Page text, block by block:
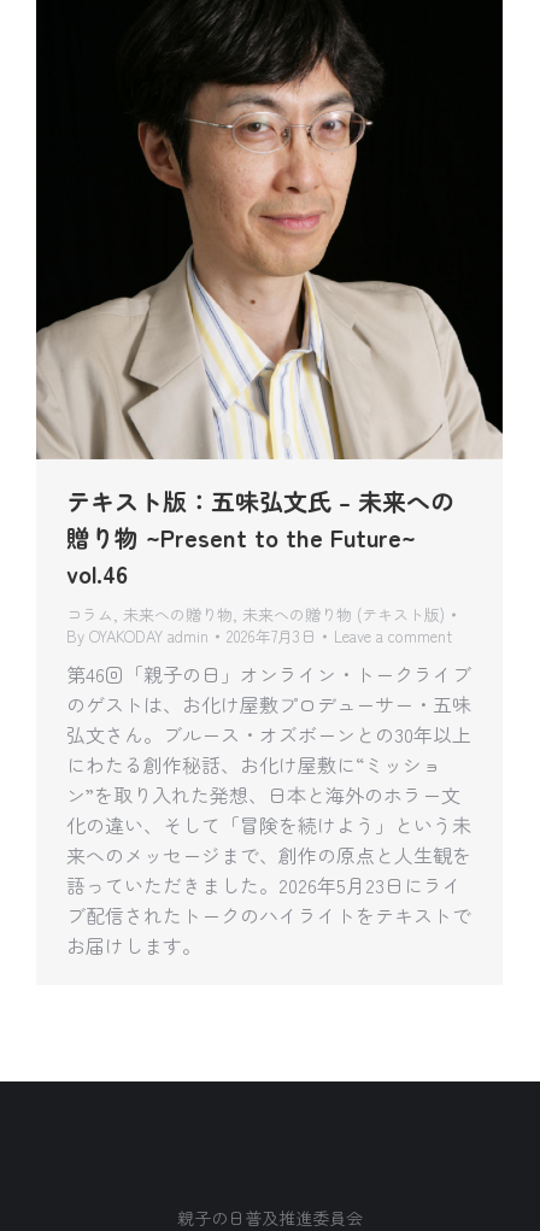
テキスト版：五味弘文氏 – 未来への
贈り物 ~Present to the Future~
vol.46
コラム 未来への贈り物 未来への贈り物 (テキスト版)
By OYAKODAY admin 2026年7月3日 Leave a comment
第46回「親子の日」オンライン・トークライブ
のゲストは、お化け屋敷プロデューサー・五味
弘文さん。ブルース・オズボーンとの30年以上
にわたる創作秘話、お化け屋敷に“ミッショ
ン”を取り入れた発想、日本と海外のホラー文
化の違い、そして「冒険を続けよう」という未
来へのメッセージまで、創作の原点と人生観を
語っていただきました。2026年5月23日にライ
ブ配信されたトークのハイライトをテキストで
お届けします。
親子の日普及推進委員会